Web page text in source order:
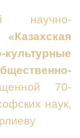
научно-
70-
наук,